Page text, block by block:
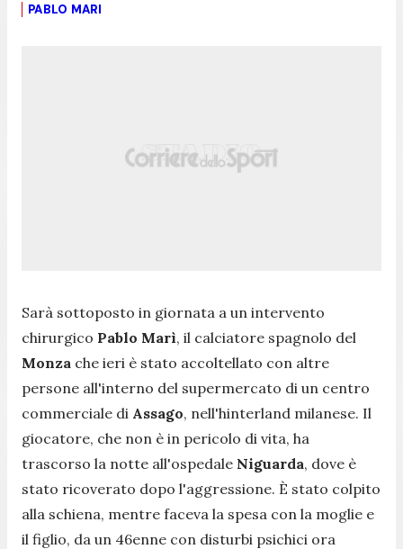
PABLO MARI
Sarà sottoposto in giornata a un intervento
chirurgico Pablo Marì, il calciatore spagnolo del
Monza che ieri è stato accoltellato con altre
persone all'interno del supermercato di un centro
commerciale di Assago, nell'hinterland milanese. Il
giocatore, che non è in pericolo di vita, ha
trascorso la notte all'ospedale Niguarda, dove è
stato ricoverato dopo l'aggressione. È stato colpito
alla schiena, mentre faceva la spesa con la moglie e
il figlio, da un 46enne con disturbi psichici ora